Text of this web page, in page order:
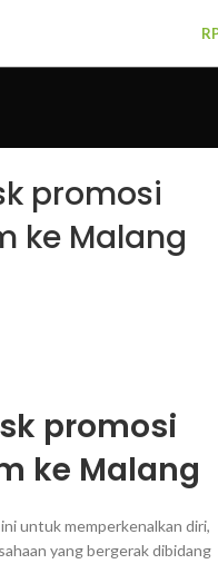
promosi
ke Malang
promosi
ke Malang
untuk memperkenalkan diri,
yang bergerak dibidang